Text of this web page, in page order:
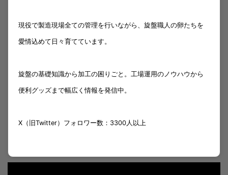
現役で製造現場全ての管理を行いながら、旋盤職人の卵たちを
愛情込めて日々育てています。
旋盤の基礎知識から加工の困りごと。工場運用のノウハウから
便利グッズまで幅広く情報を発信中。
X（旧Twitter）フォロワー数：3300人以上